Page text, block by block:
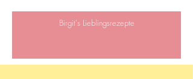
Birgit's Lieblingsrezepte